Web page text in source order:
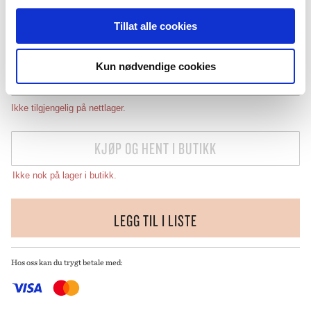
Tillat alle cookies
Kun nødvendige cookies
KJØP PÅ NETT
Ikke tilgjengelig på nettlager.
KJØP OG HENT I BUTIKK
Ikke nok på lager i butikk.
LEGG TIL I LISTE
Hos oss kan du trygt betale med: